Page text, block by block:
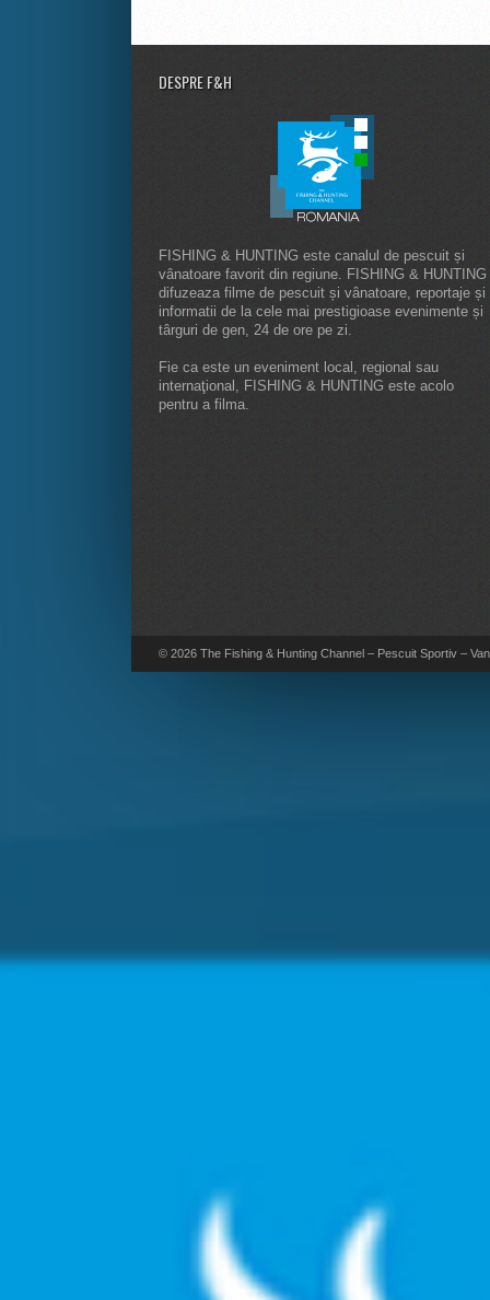
DESPRE F&H
FISHING & HUNTING este canalul de pescuit și
vânatoare favorit din regiune. FISHING & HUNTING
difuzeaza filme de pescuit și vânatoare, reportaje și
informatii de la cele mai prestigioase evenimente și
târguri de gen, 24 de ore pe zi.
Fie ca este un eveniment local, regional sau
internaţional, FISHING & HUNTING este acolo
pentru a filma.
© 2026 The Fishing & Hunting Channel – Pescuit Sportiv –